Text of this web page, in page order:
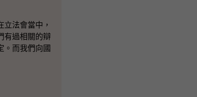
法會當中，
有過相關的辯
。而我們向國